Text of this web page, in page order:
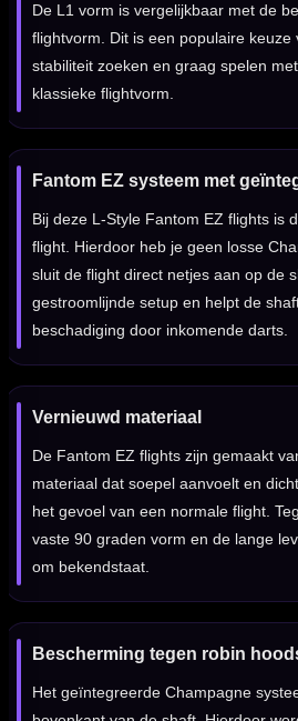
De L1 vorm is vergelijkbaar met de
flightvorm. Dit is een populaire
stabiliteit zoeken en graag spelen
klassieke flightvorm.
Fantom EZ systeem met
Bij deze L-Style Fantom EZ flights is
flight. Hierdoor heb je geen losse
sluit de flight direct netjes aan op de
gestroomlijnde setup en helpt de
beschadiging door inkomende darts.
Vernieuwd materiaal
De Fantom EZ flights zijn gemaakt
materiaal dat soepel aanvoelt en
het gevoel van een normale flight.
vaste 90 graden vorm en de lange
om bekendstaat.
Bescherming tegen robin
Het geïntegreerde Champagne